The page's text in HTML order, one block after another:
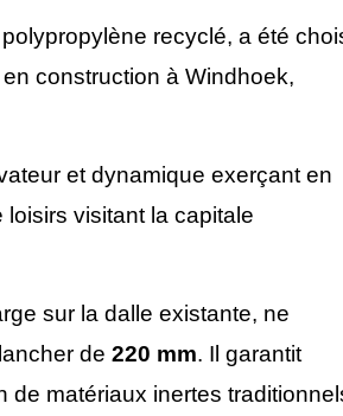
recyclé, a été
construction à Windhoek,
et dynamique exerçant en
loisirs visitant la capitale
sur la dalle existante, ne
de 220 mm. Il garantit
de matériaux inertes